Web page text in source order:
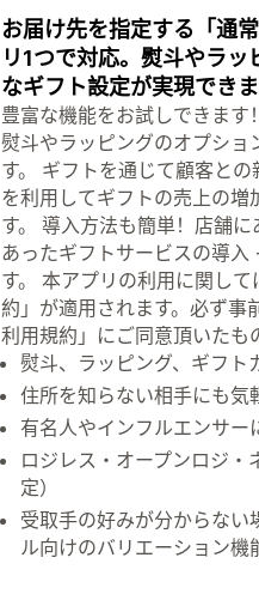
お届け先を指定する「通
リ1つで対応。熨斗やラ
なギフト設定が実現できま
豊富な機能をお試しできます
熨斗やラッピングのオプショ
す。 ギフトを通じて顧客と
を利用してギフトの売上の
す。 導入方法も簡単！店舗
あったギフトサービスの導
す。 本アプリの利用に関し
約」が適用されます。必ず事
利用規約」にご同意頂いたも
熨斗、ラッピング、ギフト
住所を知らない相手にも気
有名人やインフルエンサ
ロジレス・オープンロジ
定）
受取手の好みが分からな
ル向けのバリエーション